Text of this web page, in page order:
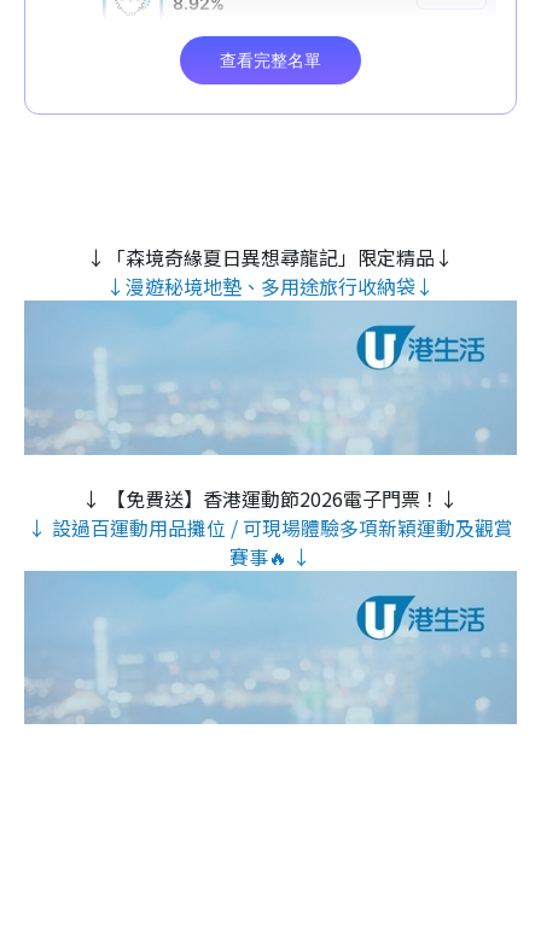
↓「森境奇緣夏日異想尋龍記」限定精品↓
↓漫遊秘境地墊、多用途旅行收納袋↓
↓ 【免費送】香港運動節2026電子門票！↓
↓ 設過百運動用品攤位 / 可現場體驗多項新穎運動及觀賞
賽事🔥 ↓